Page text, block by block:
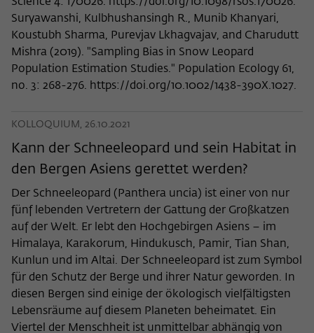
Suryawanshi, Kulbhushansingh R., Munib Khanyari,
Koustubh Sharma, Purevjav Lkhagvajav, and Charudutt
Mishra (2019). "Sampling Bias in Snow Leopard
Population Estimation Studies." Population Ecology 61,
no. 3: 268-276. https://doi.org/10.1002/1438-390X.1027.
KOLLOQUIUM, 26.10.2021
Kann der Schneeleopard und sein Habitat in
den Bergen Asiens gerettet werden?
Der Schneeleopard (Panthera uncia) ist einer von nur
fünf lebenden Vertretern der Gattung der Großkatzen
auf der Welt. Er lebt den Hochgebirgen Asiens – im
Himalaya, Karakorum, Hindukusch, Pamir, Tian Shan,
Kunlun und im Altai. Der Schneeleopard ist zum Symbol
für den Schutz der Berge und ihrer Natur geworden. In
diesen Bergen sind einige der ökologisch vielfältigsten
Lebensräume auf diesem Planeten beheimatet. Ein
Viertel der Menschheit ist unmittelbar abhängig von